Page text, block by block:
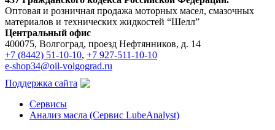
Оптовая и розничная продажа моторных масел, смазочных
материалов и технических жидкостей “Шелл”
Центральный офис
400075, Волгоград, проезд Нефтянников, д. 14
+7 (8442) 51-10-10, +7 927-511-10-10
e-shop34@oil-volgograd.ru
Поддержка сайта
Сервисы
Анализ масла (Сервис LubeAnalyst)